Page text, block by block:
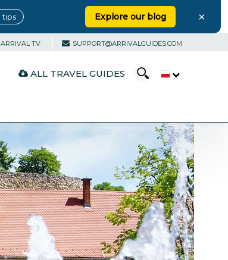
tips Explore our blog ×
ARRIVAL TV SUPPORT@ARRIVALGUIDES.COM
ALL TRAVEL GUIDES